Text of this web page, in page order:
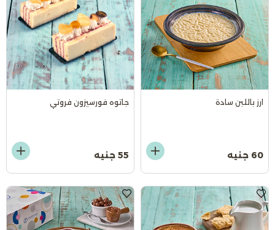
ارز باللبن سادة
60 جنيه
جاتوه فورسيزون فروتي
55 جنيه